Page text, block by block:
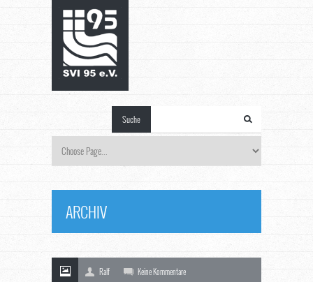
Suche
ARCHIV
20
Fördermittelder
Nationalen
Klimaschutzinitiative
Ralf Keine Kommentare